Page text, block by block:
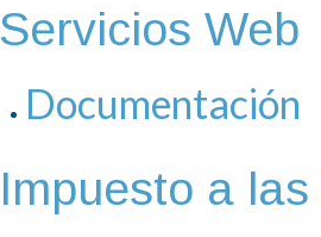
Servicios Web
Documentación
Impuesto a